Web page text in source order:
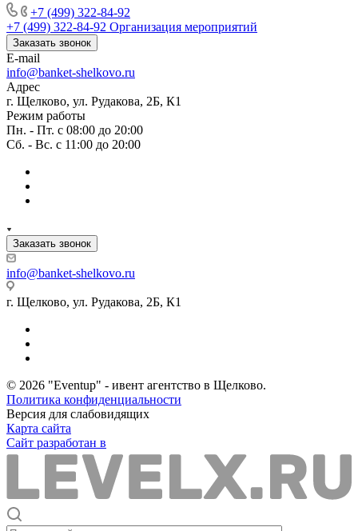
+7 (499) 322-84-92
+7 (499) 322-84-92 Организация мероприятий
Заказать звонок
E-mail
info@banket-shelkovo.ru
Адрес
г. Щелково, ул. Рудакова, 2Б, К1
Режим работы
Пн. - Пт. с 08:00 до 20:00
Сб. - Вс. с 11:00 до 20:00
Заказать звонок
info@banket-shelkovo.ru
г. Щелково, ул. Рудакова, 2Б, К1
© 2026 "Eventup" - ивент агентство в Щелково.
Политика конфиденциальности
Версия для слабовидящих
Карта сайта
Сайт разработан в